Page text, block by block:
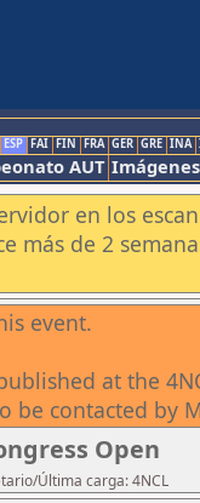
ESP FAI FIN FRA GER GRE INA
AUT Imágenes
en los
más de 2
event.
at the
be contacted by
Open
Última carga: 4NCL